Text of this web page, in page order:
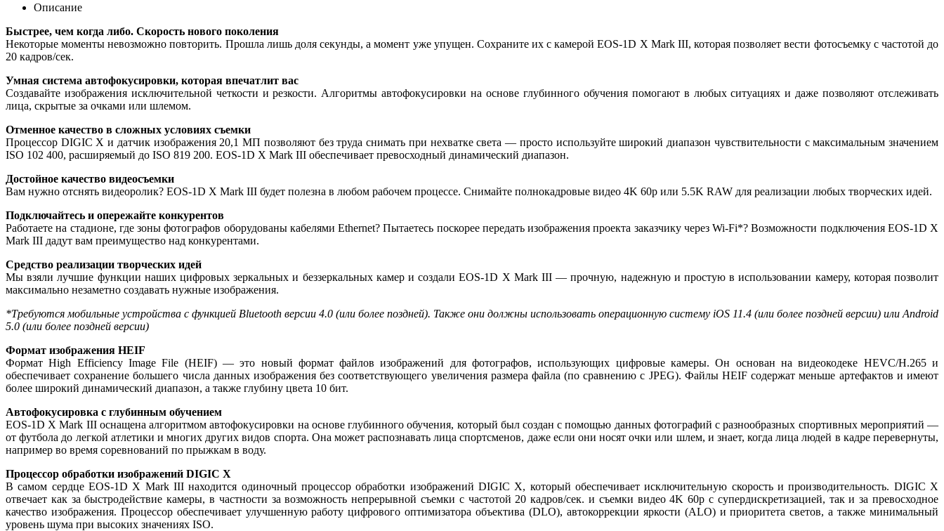
Описание
Быстрее, чем когда либо. Скорость нового поколения
Некоторые моменты невозможно повторить. Прошла лишь доля секунды, а момент уже упущен. Сохраните их с камерой EOS-1D X Mark III, которая позволяет вести фотосъемку с частотой до
20 кадров/сек.
Умная система автофокусировки, которая впечатлит вас
Создавайте изображения исключительной четкости и резкости. Алгоритмы автофокусировки на основе глубинного обучения помогают в любых ситуациях и даже позволяют отслеживать
лица, скрытые за очками или шлемом.
Отменное качество в сложных условиях съемки
Процессор DIGIC X и датчик изображения 20,1 МП позволяют без труда снимать при нехватке света — просто используйте широкий диапазон чувствительности с максимальным значением
ISO 102 400, расширяемый до ISO 819 200. EOS-1D X Mark III обеспечивает превосходный динамический диапазон.
Достойное качество видеосъемки
Вам нужно отснять видеоролик? EOS-1D X Mark III будет полезна в любом рабочем процессе. Снимайте полнокадровые видео 4K 60p или 5.5K RAW для реализации любых творческих идей.
Подключайтесь и опережайте конкурентов
Работаете на стадионе, где зоны фотографов оборудованы кабелями Ethernet? Пытаетесь поскорее передать изображения проекта заказчику через Wi-Fi*? Возможности подключения EOS-1D X
Mark III дадут вам преимущество над конкурентами.
Средство реализации творческих идей
Мы взяли лучшие функции наших цифровых зеркальных и беззеркальных камер и создали EOS-1D X Mark III — прочную, надежную и простую в использовании камеру, которая позволит
максимально незаметно создавать нужные изображения.
*Требуются мобильные устройства с функцией Bluetooth версии 4.0 (или более поздней). Также они должны использовать операционную систему iOS 11.4 (или более поздней версии) или Android
5.0 (или более поздней версии)
Формат изображения HEIF
Формат High Efficiency Image File (HEIF) — это новый формат файлов изображений для фотографов, использующих цифровые камеры. Он основан на видеокодеке HEVC/H.265 и
обеспечивает сохранение большего числа данных изображения без соответствующего увеличения размера файла (по сравнению с JPEG). Файлы HEIF содержат меньше артефактов и имеют
более широкий динамический диапазон, а также глубину цвета 10 бит.
Автофокусировка с глубинным обучением
EOS-1D X Mark III оснащена алгоритмом автофокусировки на основе глубинного обучения, который был создан с помощью данных фотографий с разнообразных спортивных мероприятий —
от футбола до легкой атлетики и многих других видов спорта. Она может распознавать лица спортсменов, даже если они носят очки или шлем, и знает, когда лица людей в кадре перевернуты,
например во время соревнований по прыжкам в воду.
Процессор обработки изображений DIGIC X
В самом сердце EOS-1D X Mark III находится одиночный процессор обработки изображений DIGIC X, который обеспечивает исключительную скорость и производительность. DIGIC X
отвечает как за быстродействие камеры, в частности за возможность непрерывной съемки с частотой 20 кадров/сек. и съемки видео 4K 60p с супердискретизацией, так и за превосходное
качество изображения. Процессор обеспечивает улучшенную работу цифрового оптимизатора объектива (DLO), автокоррекции яркости (ALO) и приоритета светов, а также минимальный
уровень шума при высоких значениях ISO.